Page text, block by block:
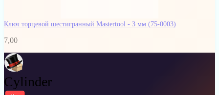
Ключ торцевой шестигранный Mastertool - 3 мм (75-0003)
7,00
Cylinder